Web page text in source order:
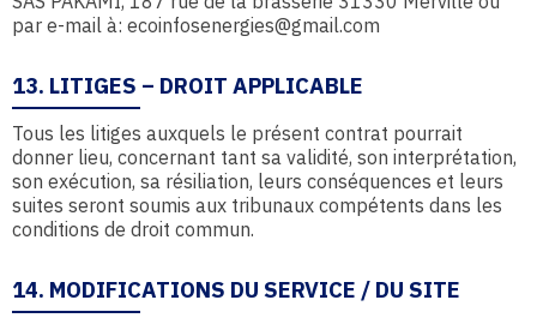
par e-mail à: ecoinfosenergies@gmail.com
13. LITIGES – DROIT APPLICABLE
Tous les litiges auxquels le présent contrat pourrait
donner lieu, concernant tant sa validité, son interprétation,
son exécution, sa résiliation, leurs conséquences et leurs
suites seront soumis aux tribunaux compétents dans les
conditions de droit commun.
14. MODIFICATIONS DU SERVICE / DU SITE